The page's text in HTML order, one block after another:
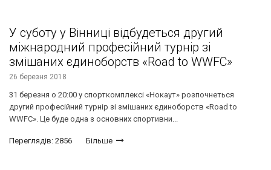
У суботу у Вінниці відбудеться другий
міжнародний професійний турнір зі
змішаних єдиноборств «Road to WWFC»
26 березня 2018
31 березня о 20:00 у спорткомплексі «Нокаут» розпочнеться
другий професійний турнір зі змішаних єдиноборств «Road to
WWFC». Це буде одна з основних спортивни...
Переглядів: 2856 Більше